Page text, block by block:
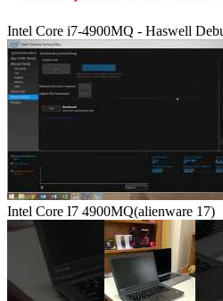
Intel Core i7-4900MQ - Haswell
Intel Core I7 4900MQ(alienware 17)